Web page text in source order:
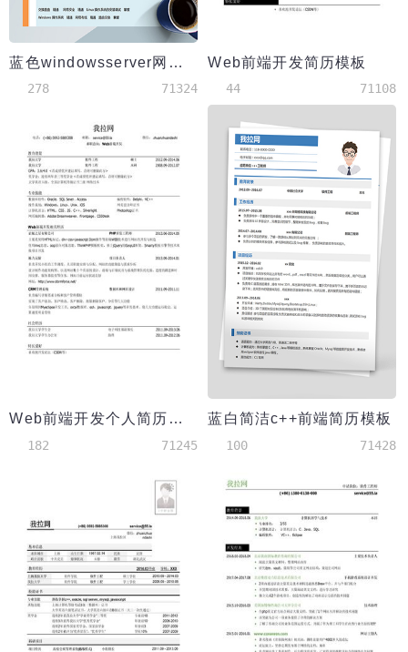
蓝色windowsserver网络工程师简历
278 71324
Web前端开发简历模板
44 71108
Web前端开发个人简历模板
182 71245
蓝白简洁c++前端简历模板
100 71428